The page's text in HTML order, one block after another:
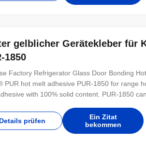
gelblicher Gerätekleber für
1850
Factory Refrigerator Glass Door Bonding
PUR hot melt adhesive PUR-1850 for range
with 100% solid content. PUR-1850
Details prüfen
Ein Zitat
bekommen